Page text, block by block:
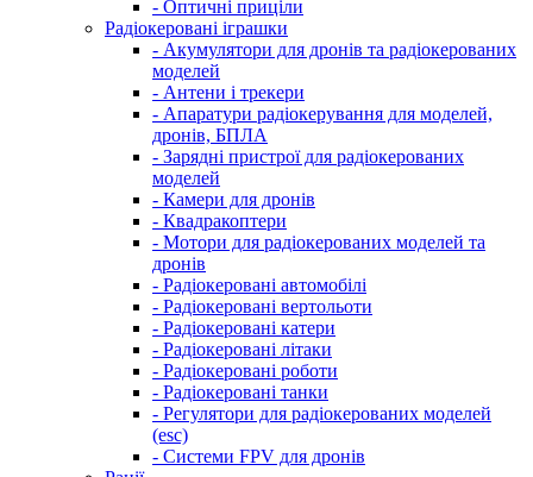
- Оптичні приціли
Радіокеровані іграшки
- Акумулятори для дронів та радіокерованих
моделей
- Антени і трекери
- Апаратури радіокерування для моделей,
дронів, БПЛА
- Зарядні пристрої для радіокерованих
моделей
- Камери для дронів
- Квадракоптери
- Мотори для радіокерованих моделей та
дронів
- Радіокеровані автомобілі
- Радіокеровані вертольоти
- Радіокеровані катери
- Радіокеровані літаки
- Радіокеровані роботи
- Радіокеровані танки
- Регулятори для радіокерованих моделей
(esc)
- Системи FPV для дронів